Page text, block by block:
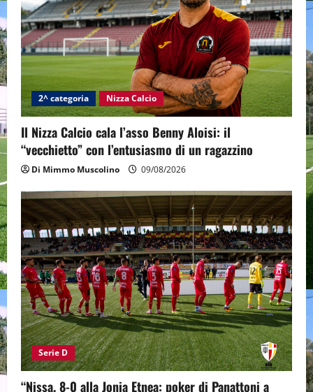
2^ categoria Nizza Calcio
Il Nizza Calcio cala l’asso Benny Aloisi: il
“vecchietto” con l’entusiasmo di un ragazzino
Di Mimmo Muscolino 09/08/2026
Serie D
“Nissa, 8-0 alla Jonia Etnea: poker di Panattoni a